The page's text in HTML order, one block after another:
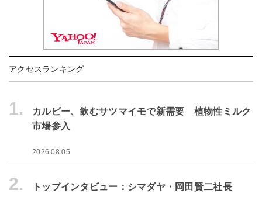
アクセスランキング
1.
カルビー、飲むサツマイモで新需要 植物性ミルク
市場参入
2026.08.05
2. トップインタビュー：シマダヤ・岡田賢二社長